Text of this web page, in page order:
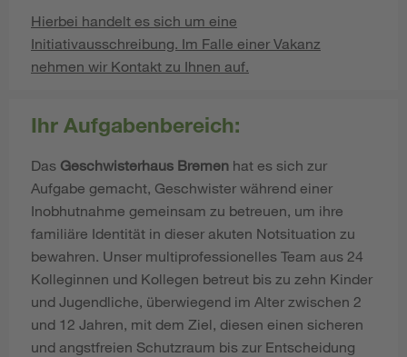
Hierbei handelt es sich um eine
Initiativausschreibung. Im Falle einer Vakanz
nehmen wir Kontakt zu Ihnen auf.
Ihr Aufgabenbereich:
Das Geschwisterhaus Bremen hat es sich zur
Aufgabe gemacht, Geschwister während einer
Inobhutnahme gemeinsam zu betreuen, um ihre
familiäre Identität in dieser akuten Notsituation zu
bewahren. Unser multiprofessionelles Team aus 24
Kolleginnen und Kollegen betreut bis zu zehn Kinder
und Jugendliche, überwiegend im Alter zwischen 2
und 12 Jahren, mit dem Ziel, diesen einen sicheren
und angstfreien Schutzraum bis zur Entscheidung